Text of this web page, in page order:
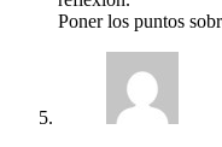
Poner los puntos